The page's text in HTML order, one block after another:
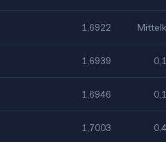
1,6922
1,6939
1,6946
1,7003